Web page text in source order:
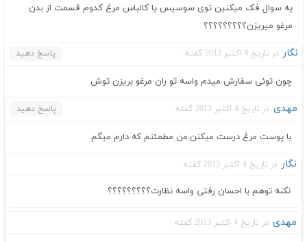
یه سوال فک میکنین توی سوسیس یا کالباس مرغ کدوم قسمت از بدن
مرغو میریزن؟؟؟؟؟؟؟؟؟
نگار در تاریخ 4 اکتبر 2013 گفته : پاسخ دهید
چون توئی سفارش میدم واسه تو ران مرغو بریزن توش
مهدی در تاریخ 4 اکتبر 2013 گفته : پاسخ دهید
با پوست مرغ درست میکنن.من مطمئنم که دارم میگم.
نگار در تاریخ 4 اکتبر 2013 گفته :
نکنه توهم با احسان رفتی واسه نظارت؟؟؟؟؟؟؟؟؟
مهدی در تاریخ 4 اکتبر 2013 گفته :